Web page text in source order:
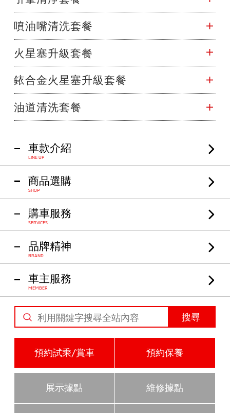
噴油嘴清洗套餐
火星塞升級套餐
銥合金火星塞升級套餐
油道清洗套餐
車款介紹
LINE UP
商品選購
SHOP
購車服務
SERVICES
品牌精神
BRAND
車主服務
MEMBER
搜尋
預約試乘/賞車 預約保養
展示據點 維修據點